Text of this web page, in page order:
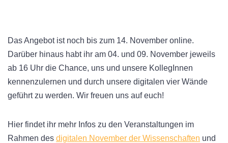
Das Angebot ist noch bis zum 14. November online.
Darüber hinaus habt ihr am 04. und 09. November jeweils
ab 16 Uhr die Chance, uns und unsere KollegInnen
kennenzulernen und durch unsere digitalen vier Wände
geführt zu werden. Wir freuen uns auf euch!
Hier findet ihr mehr Infos zu den Veranstaltungen im
Rahmen des digitalen November der Wissenschaften und